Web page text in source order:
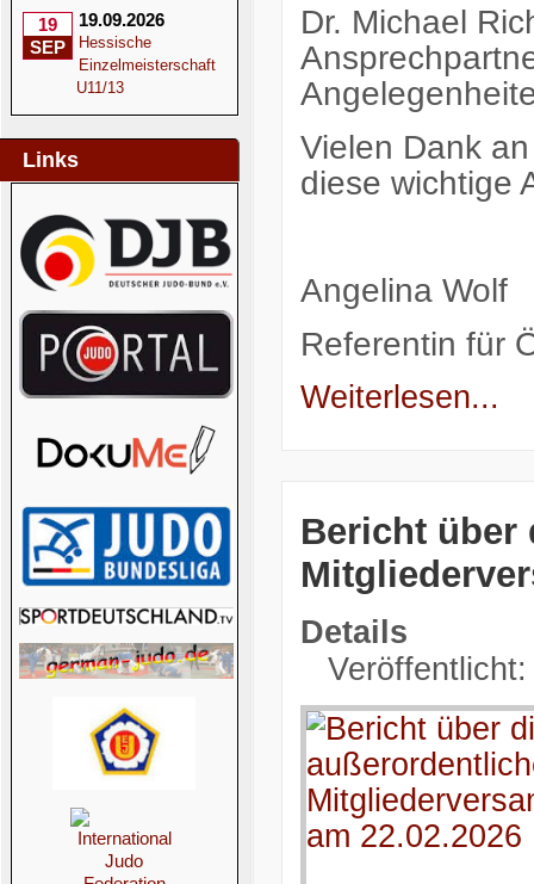
19
SEP
19.09.2026
Hessische
Einzelmeisterschaft
U11/13
Links
Dr. Michael
Vielen Dank
diese wichtige
Angelina Wolf
Referentin für
Weiterlesen...
Bericht über
Details